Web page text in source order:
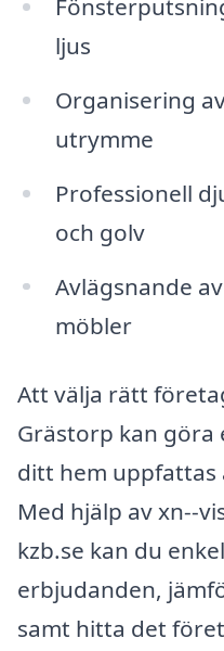
ljus
Organisering
utrymme
Professionell
och golv
Avlägsnande
möbler
Att välja rätt
Grästorp kan
ditt hem uppfattas
Med hjälp av xn--
kzb.se kan du
erbjudanden,
samt hitta det